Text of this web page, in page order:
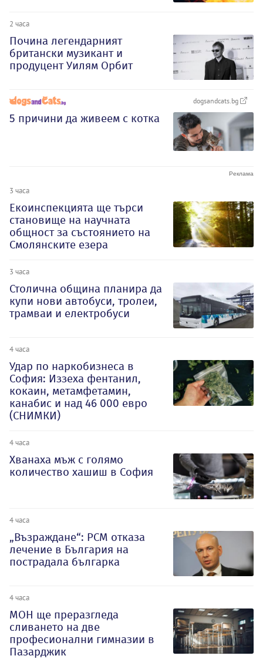
2 часа
Почина легендарният
британски музикант и
продуцент Уилям Орбит
dogsandcats.bg
5 причини да живеем с котка
3 часа
Екоинспекцията ще търси
становище на научната
общност за състоянието на
Смолянските езера
3 часа
Столична община планира да
купи нови автобуси, тролеи,
трамваи и електробуси
4 часа
Удар по наркобизнеса в
София: Иззеха фентанил,
кокаин, метамфетамин,
канабис и над 46 000 евро
(СНИМКИ)
4 часа
Хванаха мъж с голямо
количество хашиш в София
4 часа
„Възраждане“: РСМ отказа
лечение в България на
пострадала българка
4 часа
МОН ще преразгледа
сливането на две
професионални гимназии в
Пазарджик